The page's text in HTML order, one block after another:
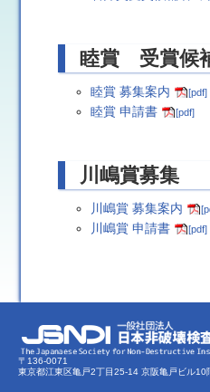
睦賞 受賞候
睦賞 募集案内 [pdf]
睦賞 申請書 [pdf]
川嶋賞募集
川嶋賞 募集案内
川嶋賞 申請書 [pdf]
〒136-0071
東京都江東区亀戸2丁目25-14 京阪亀戸ビル10